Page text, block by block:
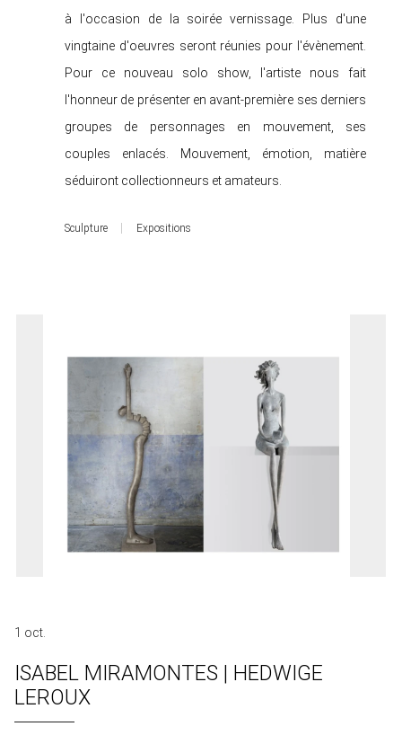
à l'occasion de la soirée vernissage. Plus d'une
vingtaine d'oeuvres seront réunies pour l'évènement.
Pour ce nouveau solo show, l'artiste nous fait
l'honneur de présenter en avant-première ses derniers
groupes de personnages en mouvement, ses
couples enlacés. Mouvement, émotion, matière
séduiront collectionneurs et amateurs.
Sculpture Expositions
1 oct.
ISABEL MIRAMONTES | HEDWIGE
LEROUX